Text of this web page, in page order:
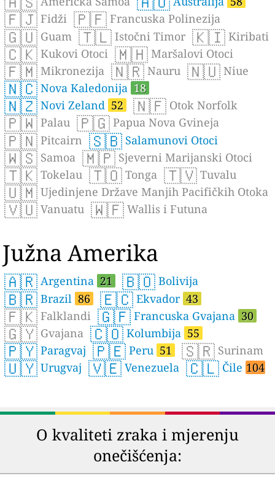
🇫🇯 Fidži 🇵🇫 Francuska Polinezija
🇬🇺 Guam 🇹🇱 Istočni Timor 🇰🇮 Kiribati
🇨🇰 Kukovi Otoci 🇲🇭 Maršalovi Otoci
🇫🇲 Mikronezija 🇳🇷 Nauru 🇳🇺 Niue
🇳🇨 Nova Kaledonija 18
🇳🇿 Novi Zeland 52 🇳🇫 Otok Norfolk
🇵🇼 Palau 🇵🇬 Papua Nova Gvineja
🇵🇳 Pitcairn 🇸🇧 Salamunovi Otoci
🇼🇸 Samoa 🇲🇵 Sjeverni Marijanski Otoci
🇹🇰 Tokelau 🇹🇴 Tonga 🇹🇻 Tuvalu
🇺🇲 Ujedinjene Države Manjih Pacifičkih Otoka
🇻🇺 Vanuatu 🇼🇫 Wallis i Futuna
Južna Amerika
🇦🇷 Argentina 21 🇧🇴 Bolivija
🇧🇷 Brazil 86 🇪🇨 Ekvador 43
🇫🇰 Falklandi 🇬🇫 Francuska Gvajana 30
🇬🇾 Gvajana 🇨🇴 Kolumbija 55
🇵🇾 Paragvaj 🇵🇪 Peru 51 🇸🇷 Surinam
🇺🇾 Urugvaj 🇻🇪 Venezuela 🇨🇱 Čile 104
O kvaliteti zraka i mjerenju
onečišćenja: